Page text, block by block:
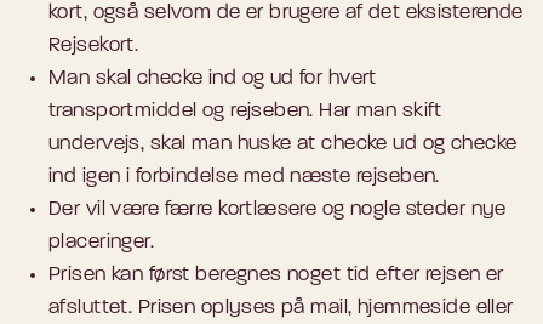
kort, også selvom de er brugere af det eksisterende
Rejsekort.
Man skal checke ind og ud for hvert
transportmiddel og rejseben. Har man skift
undervejs, skal man huske at checke ud og checke
ind igen i forbindelse med næste rejseben.
Der vil være færre kortlæsere og nogle steder nye
placeringer.
Prisen kan først beregnes noget tid efter rejsen er
afsluttet. Prisen oplyses på mail, hjemmeside eller